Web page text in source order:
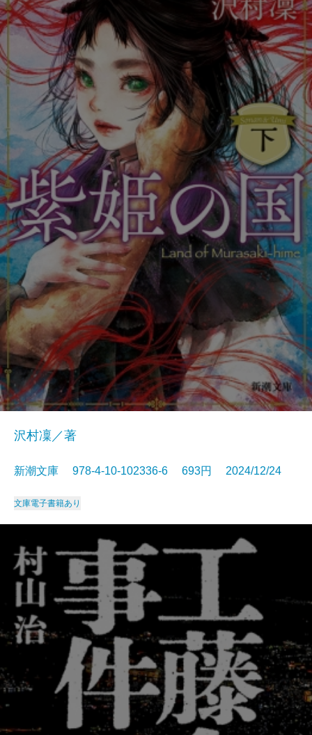
沢村凜／著
新潮文庫 978-4-10-102336-6 693円 2024/12/24
文庫電子書籍あり